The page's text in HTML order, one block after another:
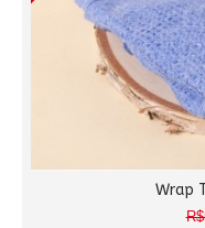
Wrap